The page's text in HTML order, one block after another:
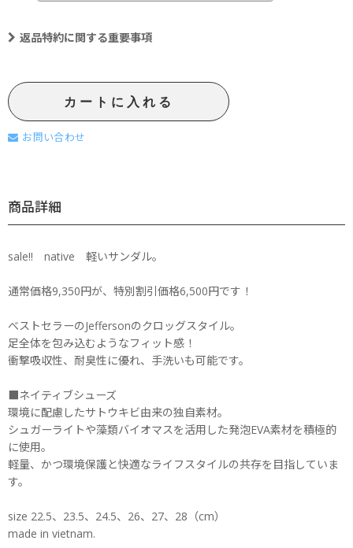
返品特約に関する重要事項
カートに入れる
お問い合わせ
商品詳細
sale!! native 軽いサンダル。
通常価格9,350円が、特別割引価格6,500円です！
べストセラーのJeffersonのクロッグスタイル。
足全体を包み込むようなフィット感！
衝撃吸収性、耐臭性に優れ、手洗いも可能です。
■ネイティブシューズ
環境に配慮したサトウキビ由来の独自素材。
シュガーライトや藻類バイオマスを活用した発泡EVA素材を積極的
に使用。
軽量、かつ環境保護と快適なライフスタイルの共存を目指していま
す。
size 22.5、23.5、24.5、26、27、28（cm）
made in vietnam.